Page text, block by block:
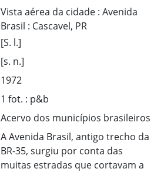
Vista aérea da cidade : Avenida
Brasil : Cascavel, PR
[S. l.]
[s. n.]
1972
1 fot. : p&b
Acervo dos municípios brasileiros
A Avenida Brasil, antigo trecho da
BR-35, surgiu por conta das
muitas estradas que cortavam a